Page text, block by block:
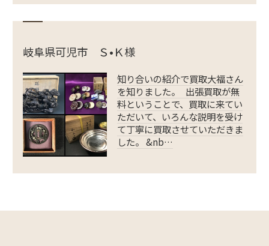
岐阜県可児市 Ｓ•Ｋ様
知り合いの紹介で買取大福さん
を知りました。 出張買取が無
料ということで、買取に来てい
ただいて、いろんな説明を受け
て丁寧に買取させていただきま
した。 &nb…